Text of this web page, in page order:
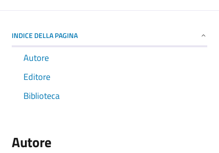
INDICE DELLA PAGINA
Autore
Editore
Biblioteca
Autore